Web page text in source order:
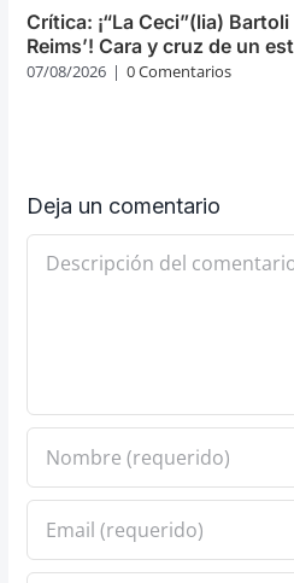
Crítica: ¡“La Ceci”(lia)
Reims’! Cara y cruz de un
07/08/2026 | 0 Comentarios
Deja un comentario
Comentario